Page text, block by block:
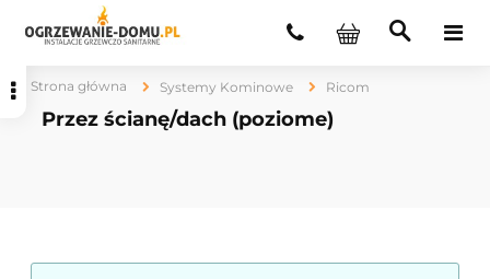
Strona główna Systemy Kominowe Ricom
Przez ścianę/dach (poziome)